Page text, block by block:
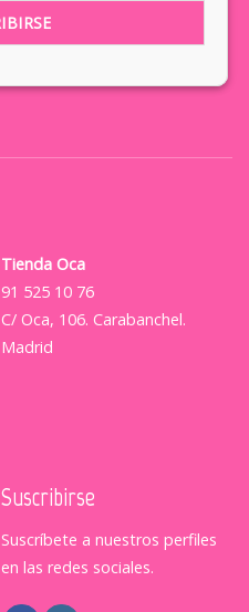
Tienda Oca
91 525 10 76
C/ Oca, 106. Carabanchel.
Madrid
Suscribirse
Suscríbete a nuestros perfiles
en las redes sociales.